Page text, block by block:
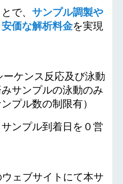
で、サンプル調製や
価な解析料金を実現
ーケンス反応及び泳動
サンプルの泳動のみ
プル数の制限有）
ンプル到着日を ０営
ェブサイトにて本サ